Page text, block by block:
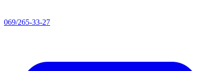
069/265-33-27